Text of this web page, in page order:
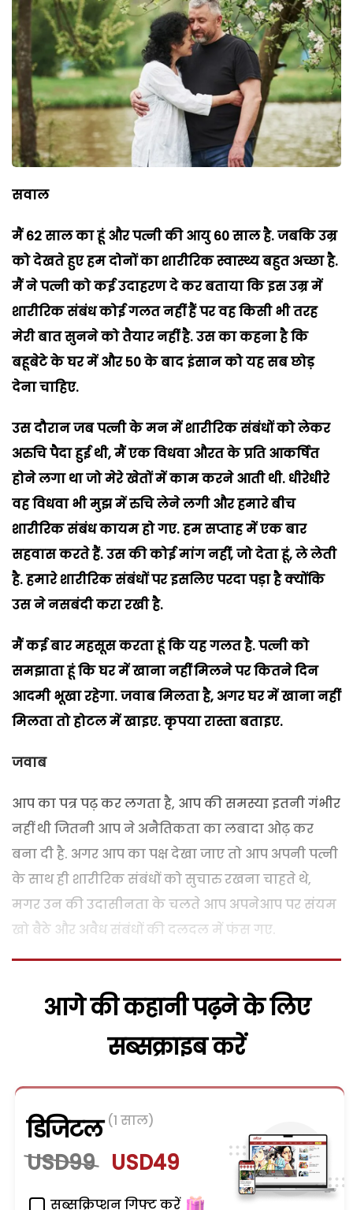
सवाल
मैं 62 साल का हूं और पत्नी की आयु 60 साल है. जबकि उम्र
को देखते हुए हम दोनों का शारीरिक स्वास्थ्य बहुत अच्छा है.
मैं ने पत्नी को कई उदाहरण दे कर बताया कि इस उम्र में
शारीरिक संबंध कोई गलत नहीं हैं पर वह किसी भी तरह
मेरी बात सुनने को तैयार नहीं है. उस का कहना है कि
बहूबेटे के घर में और 50 के बाद इंसान को यह सब छोड़
देना चाहिए.
उस दौरान जब पत्नी के मन में शारीरिक संबंधों को लेकर
अरुचि पैदा हुई थी, मैं एक विधवा औरत के प्रति आकर्षित
होने लगा था जो मेरे खेतों में काम करने आती थी. धीरेधीरे
वह विधवा भी मुझ में रुचि लेने लगी और हमारे बीच
शारीरिक संबंध कायम हो गए. हम सप्ताह में एक बार
सहवास करते हैं. उस की कोई मांग नहीं, जो देता हूं, ले लेती
है. हमारे शारीरिक संबंधों पर इसलिए परदा पड़ा है क्योंकि
उस ने नसबंदी करा रखी है.
मैं कई बार महसूस करता हूं कि यह गलत है. पत्नी को
समझाता हूं कि घर में खाना नहीं मिलने पर कितने दिन
आदमी भूखा रहेगा. जवाब मिलता है, अगर घर में खाना नहीं
मिलता तो होटल में खाइए. कृपया रास्ता बताइए.
जवाब
आप का पत्र पढ़ कर लगता है, आप की समस्या इतनी गंभीर
नहीं थी जितनी आप ने अनैतिकता का लबादा ओढ़ कर
बना दी है. अगर आप का पक्ष देखा जाए तो आप अपनी पत्नी
के साथ ही शारीरिक संबंधों को सुचारु रखना चाहते थे,
मगर उन की उदासीनता के चलते आप अपनेआप पर संयम
खो बैठे और अवैध संबंधों की दलदल में फंस गए.
आगे की कहानी पढ़ने के लिए
सब्सक्राइब करें
डिजिटल (1 साल)
USD99 USD49
सब्सक्रिप्शन गिफ्ट करें